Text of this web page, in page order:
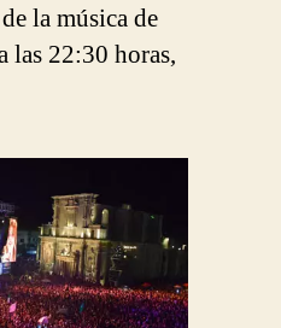
la música de
las 22:30 horas,